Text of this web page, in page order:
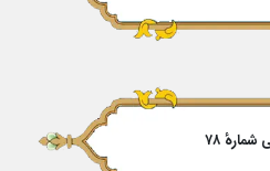
شمارهٔ ۷۸